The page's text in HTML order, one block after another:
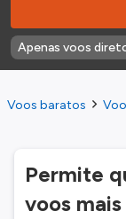
Apenas voos
Voos baratos
Permite
voos